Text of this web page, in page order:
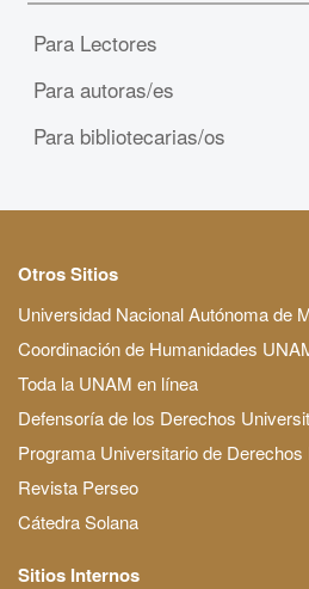
Para Lectores
Para autoras/es
Para bibliotecarias/os
Otros Sitios
Universidad Nacional Autónoma de
Coordinación de Humanidades
Toda la UNAM en línea
Defensoría de los Derechos
Programa Universitario de
Revista Perseo
Cátedra Solana
Sitios Internos